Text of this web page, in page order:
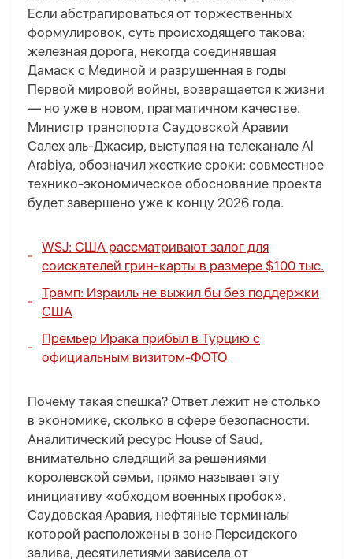
Если абстрагироваться от торжественных
формулировок, суть происходящего такова:
железная дорога, некогда соединявшая
Дамаск с Мединой и разрушенная в годы
Первой мировой войны, возвращается к жизни
— но уже в новом, прагматичном качестве.
Министр транспорта Саудовской Аравии
Салех аль-Джасир, выступая на телеканале Al
Arabiya, обозначил жесткие сроки: совместное
технико-экономическое обоснование проекта
будет завершено уже к концу 2026 года.
WSJ: США рассматривают залог для
соискателей грин-карты в размере $100 тыс.
Трамп: Израиль не выжил бы без поддержки
США
Премьер Ирака прибыл в Турцию с
официальным визитом-ФОТО
Почему такая спешка? Ответ лежит не столько
в экономике, сколько в сфере безопасности.
Аналитический ресурс House of Saud,
внимательно следящий за решениями
королевской семьи, прямо называет эту
инициативу «обходом военных пробок».
Саудовская Аравия, нефтяные терминалы
которой расположены в зоне Персидского
залива, десятилетиями зависела от